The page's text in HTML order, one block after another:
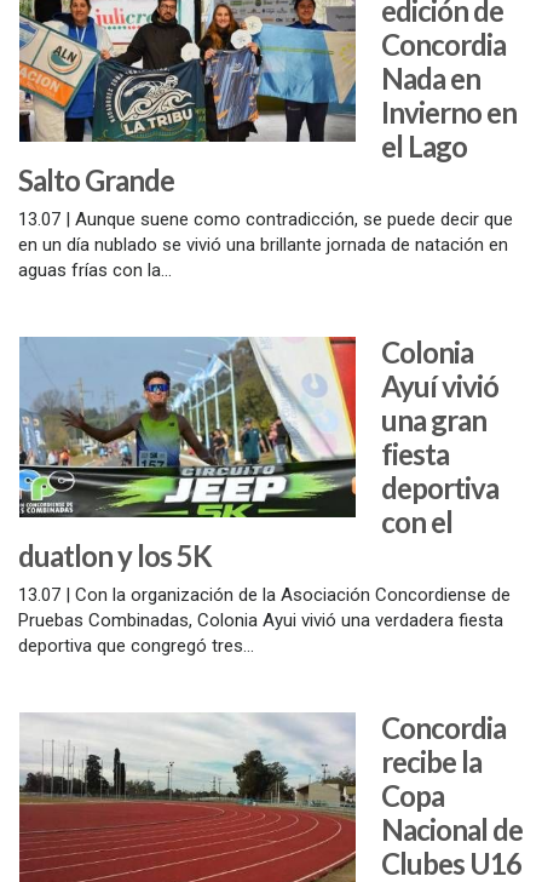
edición de
Concordia
Nada en
Invierno en
el Lago
Salto Grande
13.07 | Aunque suene como contradicción, se puede decir que
en un día nublado se vivió una brillante jornada de natación en
aguas frías con la...
Colonia
Ayuí vivió
una gran
fiesta
deportiva
con el
duatlon y los 5K
13.07 | Con la organización de la Asociación Concordiense de
Pruebas Combinadas, Colonia Ayui vivió una verdadera fiesta
deportiva que congregó tres...
Concordia
recibe la
Copa
Nacional de
Clubes U16